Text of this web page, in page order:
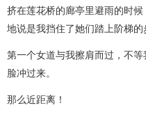
挤在莲花桥的廊亭里避雨的时
地说是我挡住了她们踏上阶梯的
第一个女道与我擦肩而过，不
脸冲过来。
那么近距离！